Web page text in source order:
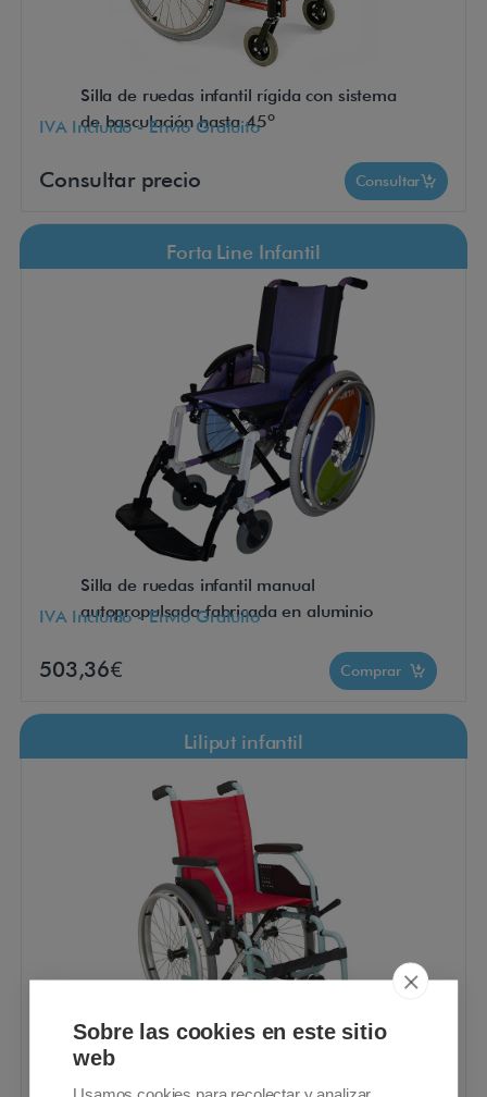
Silla de ruedas infantil rígida con sistema
de basculación hasta 45º
IVA Incluido - Envío Gratuito
Consultar precio Consultar
Forta Line Infantil
Silla de ruedas infantil manual
autopropulsada fabricada en aluminio
IVA Incluido - Envío Gratuito
503,36€ Comprar
Liliput infantil
Sobre las cookies en este sitio
web
Usamos cookies para recolectar y analizar